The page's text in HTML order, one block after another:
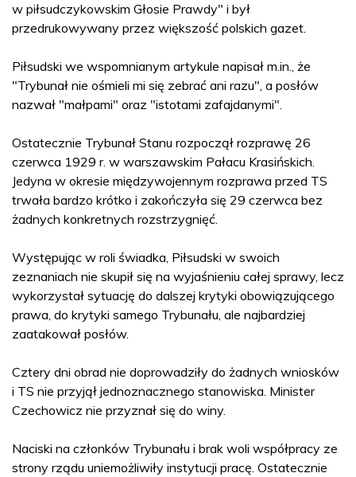
w piłsudczykowskim Głosie Prawdy" i był
przedrukowywany przez większość polskich gazet.
Piłsudski we wspomnianym artykule napisał m.in., że
"Trybunał nie ośmieli mi się zebrać ani razu", a posłów
nazwał "małpami" oraz "istotami zafajdanymi".
Ostatecznie Trybunał Stanu rozpoczął rozprawę 26
czerwca 1929 r. w warszawskim Pałacu Krasińskich.
Jedyna w okresie międzywojennym rozprawa przed TS
trwała bardzo krótko i zakończyła się 29 czerwca bez
żadnych konkretnych rozstrzygnięć.
Występując w roli świadka, Piłsudski w swoich
zeznaniach nie skupił się na wyjaśnieniu całej sprawy, lecz
wykorzystał sytuację do dalszej krytyki obowiązującego
prawa, do krytyki samego Trybunału, ale najbardziej
zaatakował posłów.
Cztery dni obrad nie doprowadziły do żadnych wniosków
i TS nie przyjął jednoznacznego stanowiska. Minister
Czechowicz nie przyznał się do winy.
Naciski na członków Trybunału i brak woli współpracy ze
strony rządu uniemożliwiły instytucji pracę. Ostatecznie